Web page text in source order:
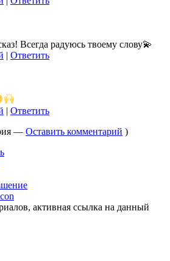
Всегда радуюсь твоему слову💫
| Ответить
| Ответить
— Оставить комментарий )
активная ссылка на данный